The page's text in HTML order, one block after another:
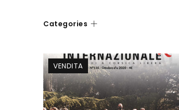
Categories
VENDITA